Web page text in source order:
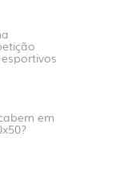
em